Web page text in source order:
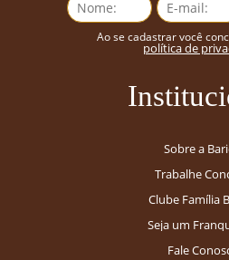
Ao se cadastrar você
política de
Sobre a
Trabalhe
Clube Família
Seja um
Fale